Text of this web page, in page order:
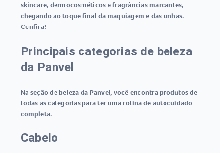
skincare, dermocosméticos e fragrâncias marcantes,
chegando ao toque final da maquiagem e das unhas.
Confira!
Principais categorias de beleza
da Panvel
Na seção de beleza da Panvel, você encontra produtos de
todas as categorias para ter uma rotina de autocuidado
completa.
Cabelo